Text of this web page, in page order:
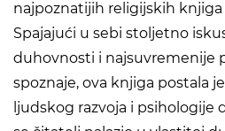
najpoznatijih religijskih
Spajajući u sebi stoljetno
duhovnosti i najsuvremenije
spoznaje, ova knjiga postala
ljudskog razvoja i psihologije